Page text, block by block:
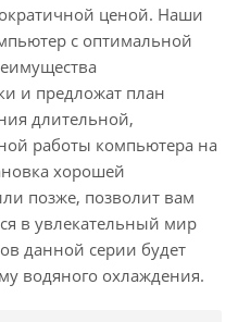
ценой. Наши
с оптимальной
и предложат план
длительной,
работы компьютера на
хорошей
позже, позволит вам
в увлекательный мир
данной серии будет
водяного охлаждения.